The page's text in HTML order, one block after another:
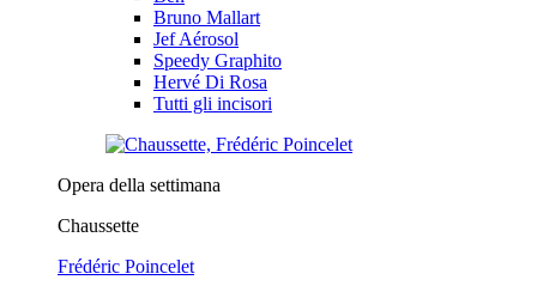
Bruno Mallart
Jef Aérosol
Speedy Graphito
Hervé Di Rosa
Tutti gli incisori
Opera della settimana
Chaussette
Frédéric Poincelet